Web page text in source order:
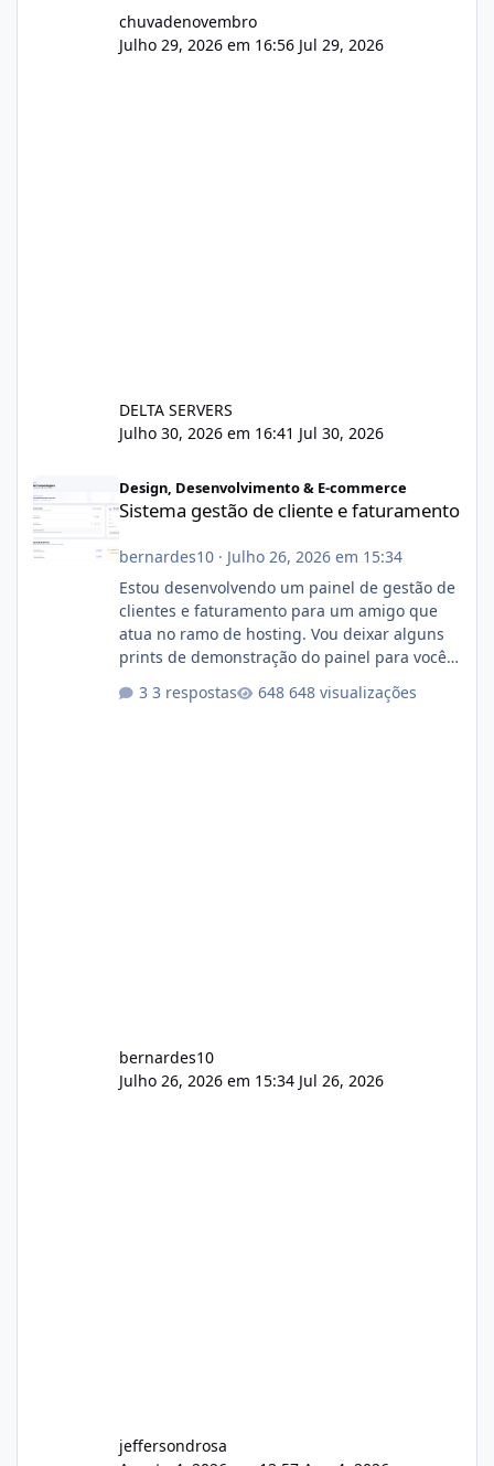
chuvadenovembro
Julho 29, 2026 em 16:56 Jul 29, 2026
DELTA SERVERS
Julho 30, 2026 em 16:41 Jul 30, 2026
Design, Desenvolvimento & E-commerce
Sistema gestão de cliente e faturamento
bernardes10· Julho 26, 2026 em 15:34
Estou desenvolvendo um painel de gestão de
clientes e faturamento para um amigo que
atua no ramo de hosting. Vou deixar alguns
prints de demonstração do painel para vocês
com cerca de 80% concluído e conta com
3 respostas 648 visualizações
bernardes10
Julho 26, 2026 em 15:34 Jul 26, 2026
jeffersondrosa